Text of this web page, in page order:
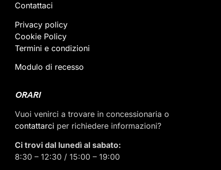
Contattaci
Privacy policy
Cookie Policy
Termini e condizioni
Modulo di recesso
ORARI
Vuoi venirci a trovare in concessionaria o
contattarci per richiedere informazioni?
Ci trovi dal lunedì al sabato:
8:30 – 12:30 / 15:00 – 19:00